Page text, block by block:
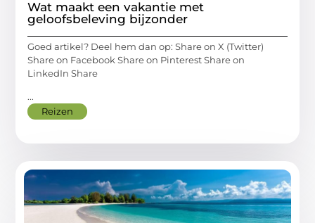
Wat maakt een vakantie met
geloofsbeleving bijzonder
Goed artikel? Deel hem dan op: Share on X (Twitter)
Share on Facebook Share on Pinterest Share on
LinkedIn Share
...
Reizen